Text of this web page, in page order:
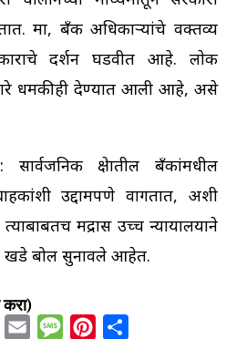
मात्र, बँक अधिकाऱ्यांचे वक्तव्य
दर्शन घडवीत आहे. लाेक
धमकीही देण्यात आली आहे, असे
क्षेत्रातील बँकांमधील
उद्दामपणे वागतात, अशी
मद्रास उच्च न्यायालयाने
खडे बोल सुनावले आहेत.
LinkedIn
Email MessagePinterest